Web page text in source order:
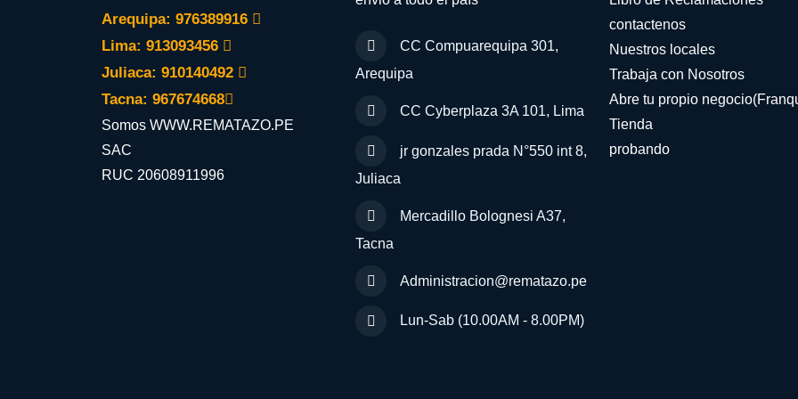
Arequipa: 976389916
Lima: 913093456
Juliaca: 910140492
Tacna: 967674668
Somos WWW.REMATAZO.PE
SAC
RUC 20608911996
CC Compuarequipa 301,
Arequipa
CC Cyberplaza 3A 101, Lima
jr gonzales prada N°550 int 8,
Juliaca
Mercadillo Bolognesi A37,
Tacna
Administracion@rematazo.pe
Lun-Sab (10.00AM - 8.00PM)
contactenos
Nuestros locales
Trabaja con Nosotros
Abre tu propio
Tienda
probando